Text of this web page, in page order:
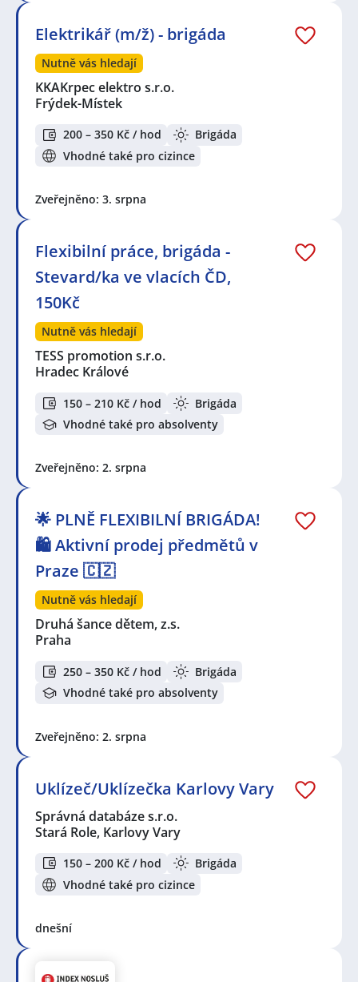
Elektrikář (m/ž) - brigáda
Nutně vás hledají
KKAKrpec elektro s.r.o.
Frýdek-Místek
200 – 350 Kč / hod
Brigáda
Vhodné také pro cizince
Zveřejněno: 3. srpna
Flexibilní práce, brigáda -
Stevard/ka ve vlacích ČD,
150Kč
Nutně vás hledají
TESS promotion s.r.o.
Hradec Králové
150 – 210 Kč / hod
Brigáda
Vhodné také pro absolventy
Zveřejněno: 2. srpna
🌟 PLNĚ FLEXIBILNÍ BRIGÁDA!
🛍️ Aktivní prodej předmětů v
Praze 🇨🇿
Nutně vás hledají
Druhá šance dětem, z.s.
Praha
250 – 350 Kč / hod
Brigáda
Vhodné také pro absolventy
Zveřejněno: 2. srpna
Uklízeč/Uklízečka Karlovy Vary
Správná databáze s.r.o.
Stará Role, Karlovy Vary
150 – 200 Kč / hod
Brigáda
Vhodné také pro cizince
dnešní